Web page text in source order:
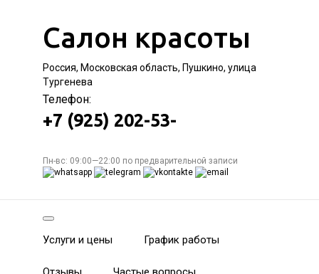
Салон красоты
Россия, Московская область, Пушкино, улица
Тургенева
Телефон:
+7 (925) 202-53-
Пн-вс: 09:00—22:00 по предварительной записи
Услуги и цены График работы